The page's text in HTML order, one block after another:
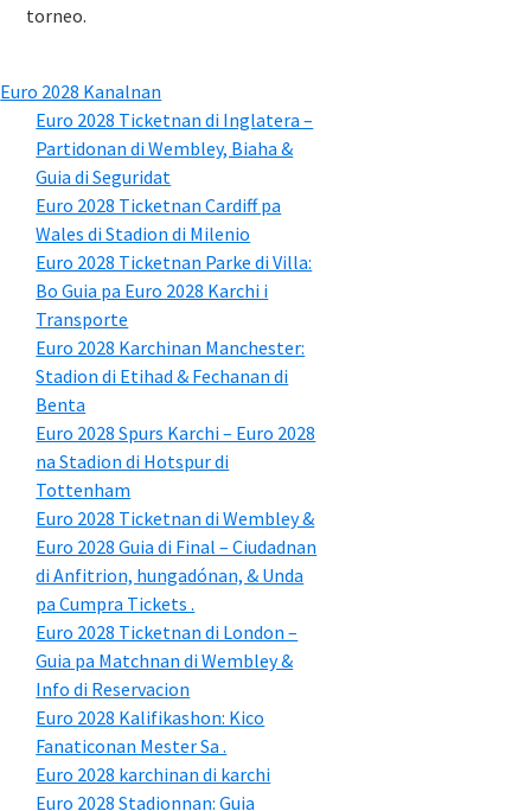
torneo.
Euro 2028 Kanalnan
Euro 2028 Ticketnan di Inglatera –
Partidonan di Wembley, Biaha &
Guia di Seguridat
Euro 2028 Ticketnan Cardiff pa
Wales di Stadion di Milenio
Euro 2028 Ticketnan Parke di Villa:
Bo Guia pa Euro 2028 Karchi i
Transporte
Euro 2028 Karchinan Manchester:
Stadion di Etihad & Fechanan di
Benta
Euro 2028 Spurs Karchi – Euro 2028
na Stadion di Hotspur di
Tottenham
Euro 2028 Ticketnan di Wembley &
Euro 2028 Guia di Final – Ciudadnan
di Anfitrion, hungadónan, & Unda
pa Cumpra Tickets .
Euro 2028 Ticketnan di London –
Guia pa Matchnan di Wembley &
Info di Reservacion
Euro 2028 Kalifikashon: Kico
Fanaticonan Mester Sa .
Euro 2028 karchinan di karchi
Euro 2028 Stadionnan: Guia